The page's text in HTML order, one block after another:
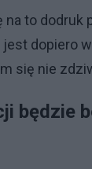
to dodruk
dopiero
się nie
będzie